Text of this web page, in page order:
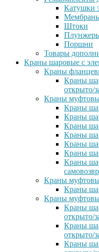
Катушки
Штоки
Поршни
Товары
Краны шаровые с
Краны
Краны
открыто/
Краны
Краны
Краны
Краны
Краны
Краны
Краны
Краны
Краны
Краны
Краны
Краны
открыто/
Краны
открыто/
Краны